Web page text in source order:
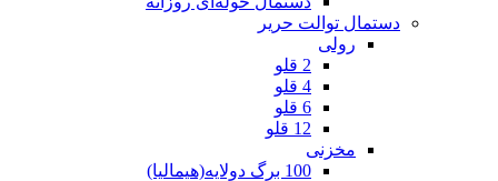
دستمال توالت حریر
رولی
2 قلو
4 قلو
6 قلو
12 قلو
مخزنی
100 برگ دولایه(هیمالیا)